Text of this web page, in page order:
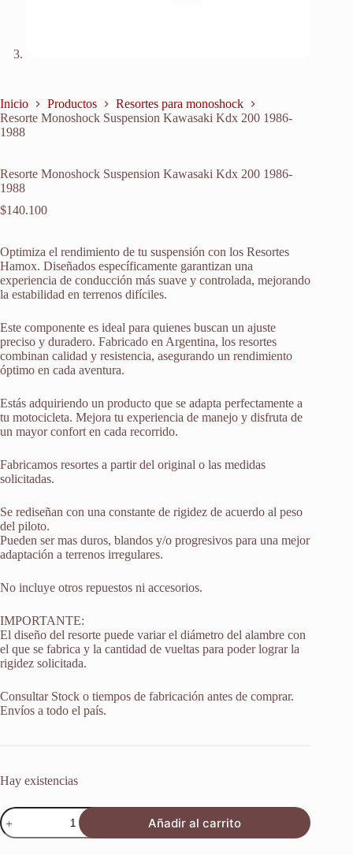
Inicio Productos
Resortes para monoshock
Resorte Monoshock Suspension Kawasaki Kdx 200 1986-
1988
Resorte Monoshock Suspension Kawasaki Kdx 200 1986-
1988
$140.100
Optimiza el rendimiento de tu suspensión con los Resortes
Hamox. Diseñados específicamente garantizan una
experiencia de conducción más suave y controlada, mejorando
la estabilidad en terrenos difíciles.
Este componente es ideal para quienes buscan un ajuste
preciso y duradero. Fabricado en Argentina, los resortes
combinan calidad y resistencia, asegurando un rendimiento
óptimo en cada aventura.
Estás adquiriendo un producto que se adapta perfectamente a
tu motocicleta. Mejora tu experiencia de manejo y disfruta de
un mayor confort en cada recorrido.
Fabricamos resortes a partir del original o las medidas
solicitadas.
Se rediseñan con una constante de rigidez de acuerdo al peso
del piloto.
Pueden ser mas duros, blandos y/o progresivos para una mejor
adaptación a terrenos irregulares.
No incluye otros repuestos ni accesorios.
IMPORTANTE:
El diseño del resorte puede variar el diámetro del alambre con
el que se fabrica y la cantidad de vueltas para poder lograr la
rigidez solicitada.
Consultar Stock o tiempos de fabricación antes de comprar.
Envíos a todo el país.
Hay existencias
Resorte
Monoshock
Suspension
Añadir al carrito